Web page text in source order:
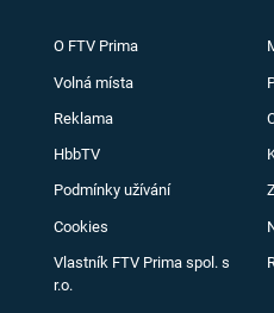
O FTV Prima
Volná místa
Reklama
HbbTV
Podmínky užívání
Cookies
Vlastník FTV Prima spol. s
r.o.